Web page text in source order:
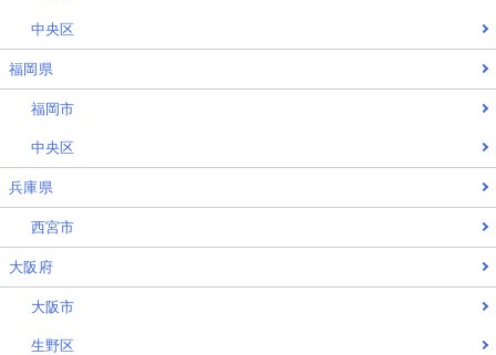
中央区
福岡県
福岡市
中央区
兵庫県
西宮市
大阪府
大阪市
生野区